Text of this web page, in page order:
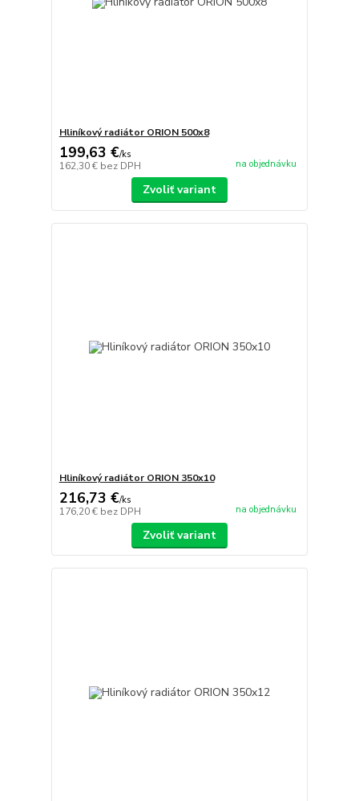
Hliníkový radiátor ORION 500x8
199,63 €/ks
162,30 € bez DPH na objednávku
Zvoliť variant
Hliníkový radiátor ORION 350x10
216,73 €/ks
176,20 € bez DPH na objednávku
Zvoliť variant